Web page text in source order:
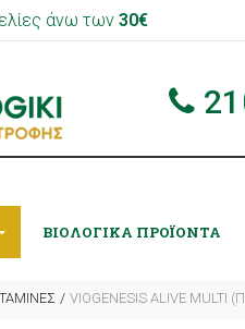
άνω των 30€
ΒΙΟΛΟΓΙΚΑ ΠΡΟΪΟΝΤΑ
VIOGENESIS ALIVE